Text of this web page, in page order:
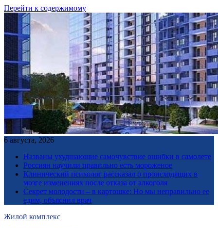
Перейти к содержимому
6 августа, 2026
Названы ухудшающие самочувствие ошибки в самолете
Россиян научили правильно есть мороженое
Клинический психолог рассказал о происходящих в
мозге изменениях после отказа от алкоголя
Секрет молодости – в картошке: Но мы неправильно ее
едим, объяснил врач
Жилой комплекс